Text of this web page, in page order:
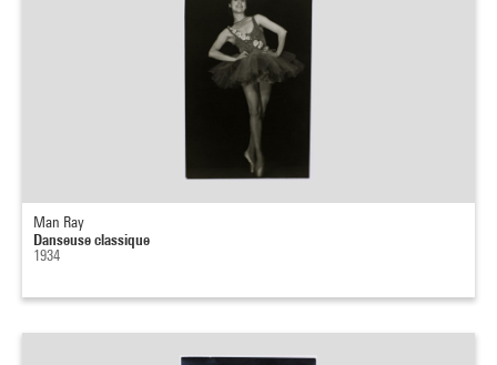
Man Ray
Danseuse classique
1934